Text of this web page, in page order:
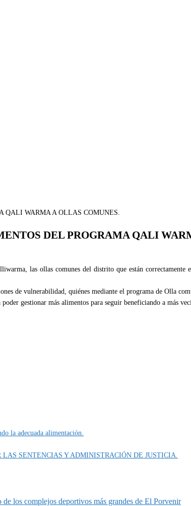
DEL PROGRAMA QALI
las ollas comunes del distrito que están correctamente
de vulnerabilidad, quiénes mediante el programa de Olla
gestionar más alimentos para seguir beneficiando a más
la adecuada alimentación.
SENTENCIAS Y ADMINISTRACIÓN DE JUSTICIA.
los complejos deportivos más grandes de El Porvenir